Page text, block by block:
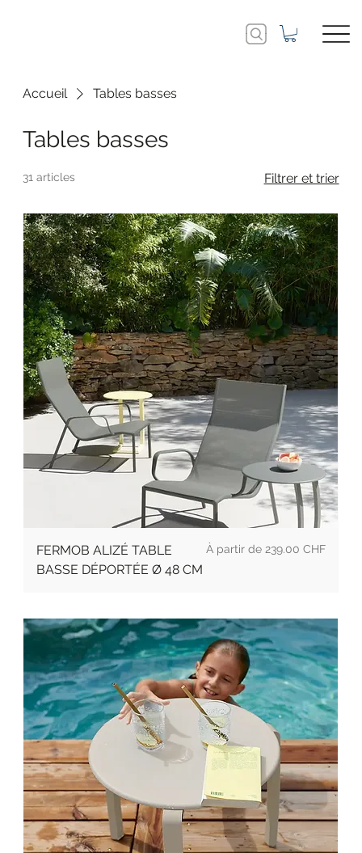
Accueil Tables basses
Tables basses
31 articles Filtrer et trier
FERMOB ALIZÉ TABLE
BASSE DÉPORTÉE Ø 48 CM
Prix 239.00 CHF